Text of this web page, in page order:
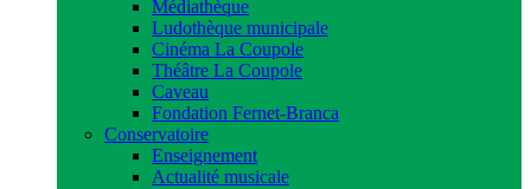
Médiathèque
Ludothèque municipale
Cinéma La Coupole
Théâtre La Coupole
Caveau
Fondation Fernet-Branca
Conservatoire
Enseignement
Actualité musicale